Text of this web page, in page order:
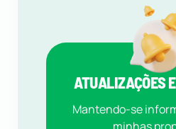
ATUALIZAÇÕES
Mantendo-se